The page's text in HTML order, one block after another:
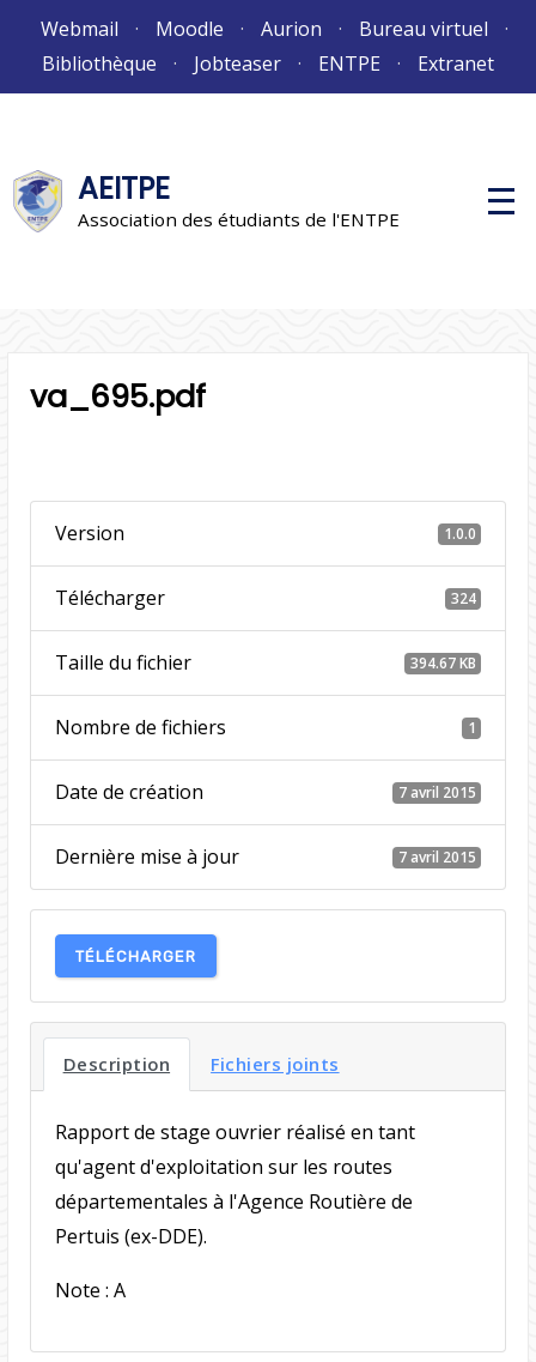
Webmail Moodle Aurion
Bureau virtuel
Bibliothèque
Jobteaser ENTPE Extranet
AEITPE
Association des étudiants de l'ENTPE
M
e
va_695.pdf
Version 1.0.0
Télécharger 324
Taille du fichier 394.67 KB
Nombre de fichiers 1
Date de création 7 avril 2015
Dernière mise à jour 7 avril 2015
TÉLÉCHARGER
Description Fichiers joints
Rapport de stage ouvrier réalisé en tant
qu'agent d'exploitation sur les routes
départementales à l'Agence Routière de
Pertuis (ex-DDE).
Note : A